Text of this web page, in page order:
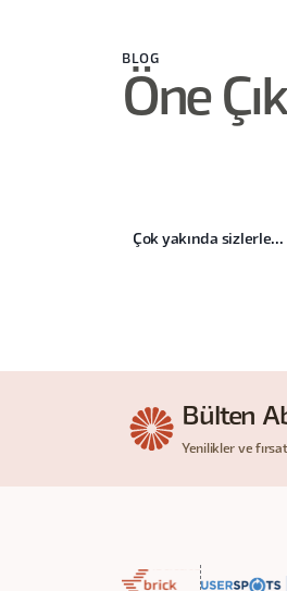
BLOG
Öne
Çok yakında sizlerle...
Bülten
Yenilikler ve